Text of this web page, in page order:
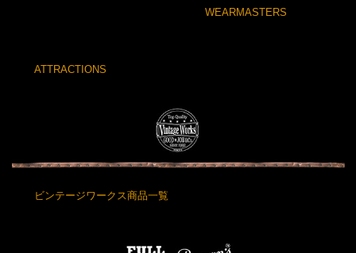
WEARMASTERS
ATTRACTIONS
ビンテージワークス商品一覧